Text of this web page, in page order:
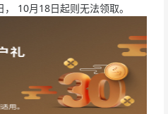
10月18日起则无法领取。